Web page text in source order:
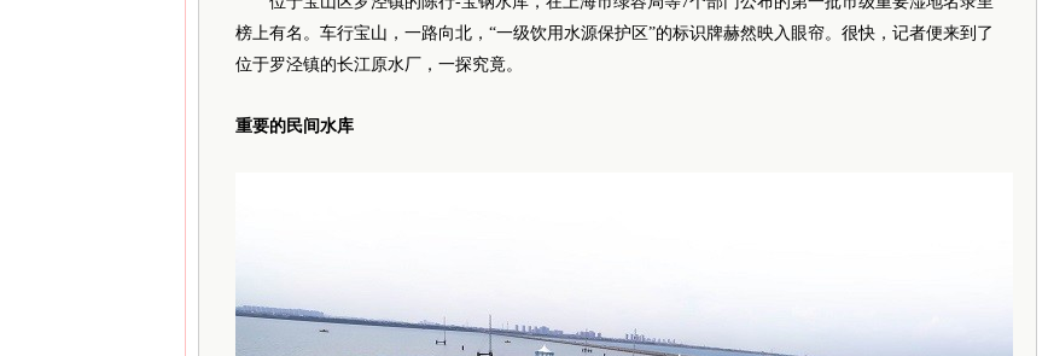
榜上有名。车行宝山，一路向北，“一级饮用水源保护区”的标识牌赫然映入眼帘。很快，记者便来到了
位于罗泾镇的长江原水厂，一探究竟。
重要的民间水库